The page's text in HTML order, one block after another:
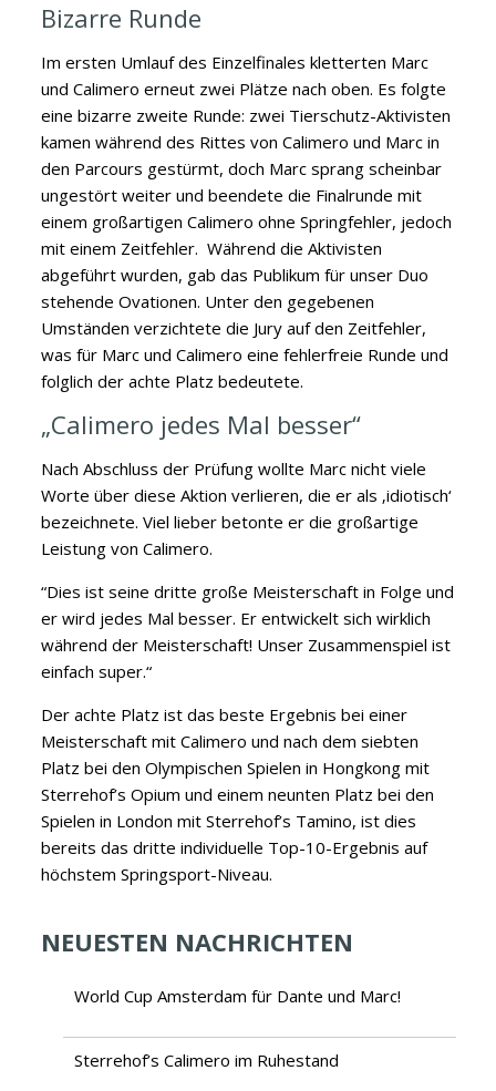
Bizarre Runde
Im ersten Umlauf des Einzelfinales kletterten Marc
und Calimero erneut zwei Plätze nach oben. Es folgte
eine bizarre zweite Runde: zwei Tierschutz-Aktivisten
kamen während des Rittes von Calimero und Marc in
den Parcours gestürmt, doch Marc sprang scheinbar
ungestört weiter und beendete die Finalrunde mit
einem großartigen Calimero ohne Springfehler, jedoch
mit einem Zeitfehler. Während die Aktivisten
abgeführt wurden, gab das Publikum für unser Duo
stehende Ovationen. Unter den gegebenen
Umständen verzichtete die Jury auf den Zeitfehler,
was für Marc und Calimero eine fehlerfreie Runde und
folglich der achte Platz bedeutete.
„Calimero jedes Mal besser“
Nach Abschluss der Prüfung wollte Marc nicht viele
Worte über diese Aktion verlieren, die er als ‚idiotisch‘
bezeichnete. Viel lieber betonte er die großartige
Leistung von Calimero.
“Dies ist seine dritte große Meisterschaft in Folge und
er wird jedes Mal besser. Er entwickelt sich wirklich
während der Meisterschaft! Unser Zusammenspiel ist
einfach super.“
Der achte Platz ist das beste Ergebnis bei einer
Meisterschaft mit Calimero und nach dem siebten
Platz bei den Olympischen Spielen in Hongkong mit
Sterrehof’s Opium und einem neunten Platz bei den
Spielen in London mit Sterrehof’s Tamino, ist dies
bereits das dritte individuelle Top-10-Ergebnis auf
höchstem Springsport-Niveau.
NEUESTEN NACHRICHTEN
World Cup Amsterdam für Dante und Marc!
Sterrehof’s Calimero im Ruhestand